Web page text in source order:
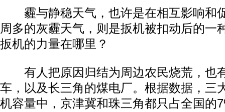
霾与静稳天气，也许是在相互影响和
周多的灰霾天气，则是扳机被扣动后的一
扳机的力量在哪里？
有人把原因归结为周边农民烧荒，也
车，以及长三角的煤电厂。根据数据，三
机容量中，京津冀和珠三角都只占全国的